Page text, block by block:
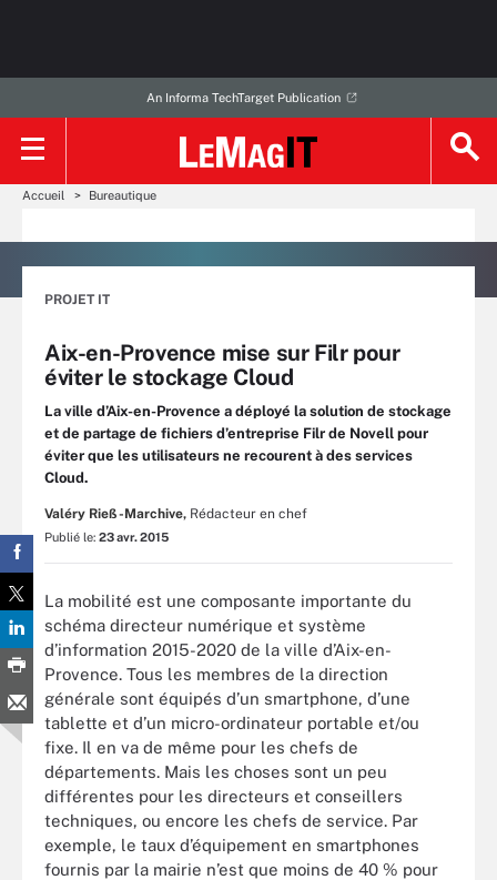
An Informa TechTarget Publication
Accueil Bureautique
PROJET IT
Aix-en-Provence mise sur Filr pour
éviter le stockage Cloud
La ville d’Aix-en-Provence a déployé la solution de stockage
et de partage de fichiers d’entreprise Filr de Novell pour
éviter que les utilisateurs ne recourent à des services
Cloud.
Valéry Rieß-Marchive, Rédacteur en chef
Publié le: 23 avr. 2015
La mobilité est une composante importante du
schéma directeur numérique et système
d’information 2015-2020 de la ville d’Aix-en-
Provence. Tous les membres de la direction
générale sont équipés d’un smartphone, d’une
tablette et d’un micro-ordinateur portable et/ou
fixe. Il en va de même pour les chefs de
départements. Mais les choses sont un peu
différentes pour les directeurs et conseillers
techniques, ou encore les chefs de service. Par
exemple, le taux d’équipement en smartphones
fournis par la mairie n’est que moins de 40 % pour